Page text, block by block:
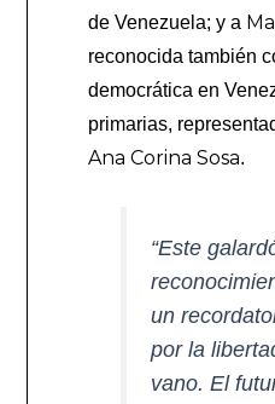
de Venezuela; y a
reconocida también
democrática en
primarias,
Ana Corina Sosa.
“Este
un
por la
vano. El